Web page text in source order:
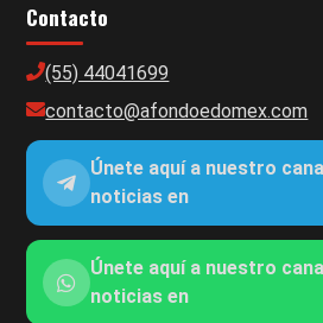
Contacto
(55) 44041699
contacto@afondoedomex.com
Únete aquí a nuestro
noticias en
Únete aquí a nuestro
noticias en